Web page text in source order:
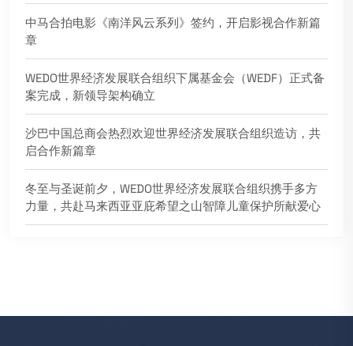
中马合拍电影《南洋风云系列》签约，开启影视合作新篇
章
WEDO世界经济发展联合组织下属基金会（WEDF）正式备
案完成，新领导架构确立
沙巴中国总商会热烈欢迎世界经济发展联合组织造访，共
启合作新篇章
冬至与圣诞前夕，WEDO世界经济发展联合组织携手多方
力量，共赴马来西亚亚庇希望之山智障儿童保护所献爱心